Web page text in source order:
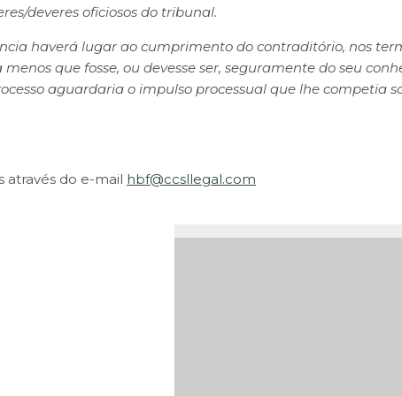
deveres oficiosos do tribunal.
haverá lugar ao cumprimento do contraditório, nos
que fosse, ou devesse ser, seguramente do seu
aguardaria o impulso processual que lhe competia
através do e-mail hbf@ccsllegal.com